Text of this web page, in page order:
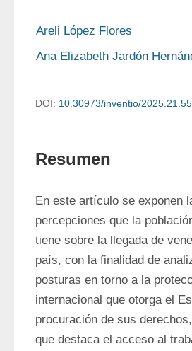
Areli López Flores
Ana Elizabeth Jardón
DOI: 10.30973/inventio/
Resumen
En este artículo se exponen
percepciones que la
tiene sobre la llegada de
país, con la finalidad de
posturas en torno a la
internacional que otorga el
procuración de sus
que destaca el acceso al